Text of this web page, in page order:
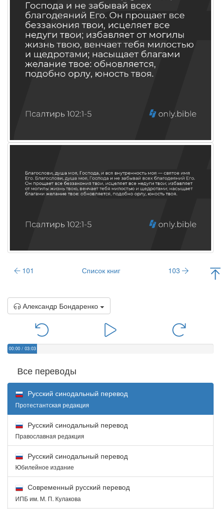
101 Список книг 103
Александр Бондаренко
00:00 / 03:03
Все переводы
Русский синодальный перевод
Протестантская редакция
Русский синодальный перевод
Православная редакция
Русский синодальный перевод
Юбилейное издание
Современный русский перевод
ИПБ им. М. П. Кулакова